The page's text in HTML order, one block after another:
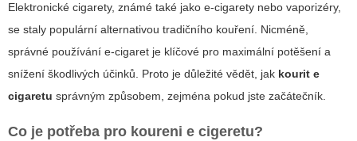
Elektronické cigarety, známé také jako e-cigarety nebo vaporizéry,
se staly populární alternativou tradičního kouření. Nicméně,
správné používání e-cigaret je klíčové pro maximální potěšení a
snížení škodlivých účinků. Proto je důležité vědět, jak kourit e
cigaretu správným způsobem, zejména pokud jste začátečník.
Co je potřeba pro koureni e cigeretu?